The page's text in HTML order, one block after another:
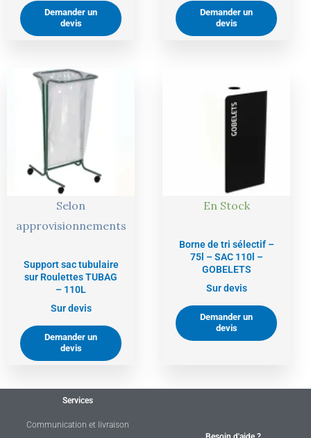
Demander un
devis
Demander un
devis
Selon
approvisionnements
Support sac tubulaire
sur Roulettes TUBAG
– 110L
Sur devis
Demander un
devis
En Stock
Borne de tri sélectif –
75l – SAC 110l –
GOBELETS
Sur devis
Demander un
devis
Services
Communication et livraison